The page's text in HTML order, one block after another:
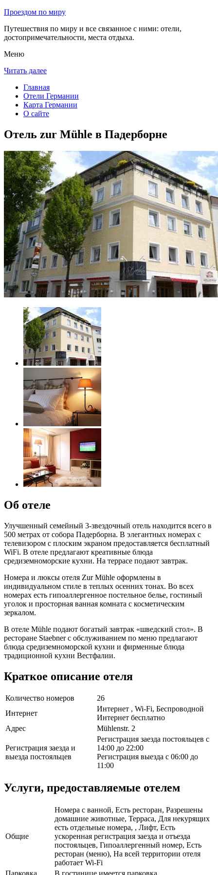
Проездом по миру
Путешествия по миру и все связанное с ними: отели,
достопримечательности, места отдыха.
Меню
Читать далее
Главная
Отели Германии
Карта Германии
О сайте
Отель zur Mühle в Падерборне
Об отеле
Улучшенный семейный 3-звездочный отель находится всего в
500 метрах от собора Падерборна. В элегантных номерах с
телевизором с плоским экраном предоставляется бесплатный
WiFi. В отеле предлагают креативные блюда
средиземноморские кухни. На террасе подают завтрак.
Номера и люксы отеля Zur Mühle оформлены в
индивидуальном стиле в теплых осенних тонах. Во всех
номерах есть гипоаллергенное постельное белье, гостиный
уголок и просторная ванная комната с косметическим
зеркалом.
В отеле Mühle подают богатый завтрак «шведский стол». В
ресторане Staebner с обслуживанием по меню предлагают
блюда средиземноморской кухни и фирменные блюда
традиционной кухни Вестфалии.
Краткое описание отеля
Количество номеров
26
Интернет
Интернет , Wi-Fi, Беспроводной
Интернет бесплатно
Адрес
Mühlenstr. 2
Регистрация заезда и
выезда постояльцев
Регистрация заезда постояльцев с
14:00 до 22:00
Регистрация выезда с 06:00 до
11:00
Услуги, предоставляемые отелем
Общие
Номера с ванной, Есть ресторан, Разрешены
домашние животные, Терраса, Для некурящих
есть отдельные номера, , Лифт, Есть
ускоренная регистрация заезда и отъезда
постояльцев, Гипоаллергенный номер, Есть
ресторан (меню), На всей территории отеля
работает Wi-Fi